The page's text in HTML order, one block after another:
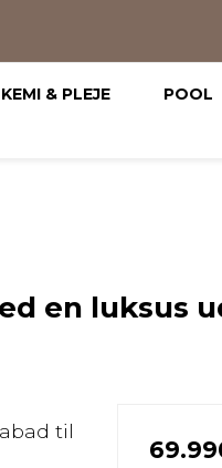
KEMI & PLEJE POOL
en luksus
til